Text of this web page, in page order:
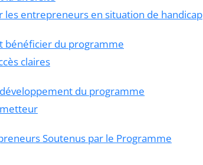
les entrepreneurs en situation de handicap
bénéficier du programme
claires
du programme
Soutenus par le Programme